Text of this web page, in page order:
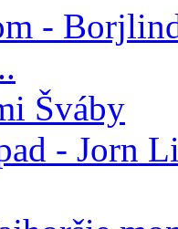
-
Šváby
- Jorn